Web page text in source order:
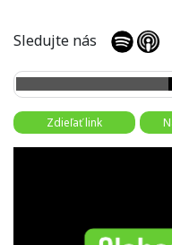
Sledujte nás
Zdieľať link